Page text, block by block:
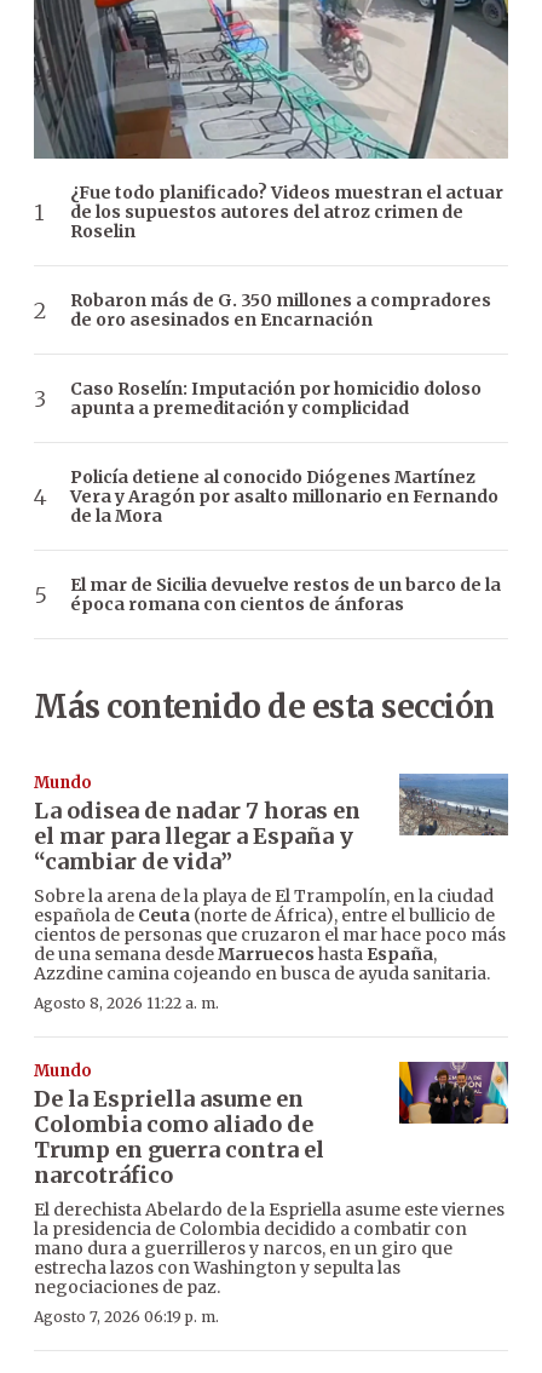
¿Fue todo planificado? Videos muestran el actuar
de los supuestos autores del atroz crimen de
Roselin
Robaron más de G. 350 millones a compradores
de oro asesinados en Encarnación
Caso Roselín: Imputación por homicidio doloso
apunta a premeditación y complicidad
Policía detiene al conocido Diógenes Martínez
Vera y Aragón por asalto millonario en Fernando
de la Mora
El mar de Sicilia devuelve restos de un barco de la
época romana con cientos de ánforas
Más contenido de esta sección
Mundo
La odisea de nadar 7 horas en
el mar para llegar a España y
“cambiar de vida”
Sobre la arena de la playa de El Trampolín, en la ciudad
española de Ceuta (norte de África), entre el bullicio de
cientos de personas que cruzaron el mar hace poco más
de una semana desdeMarruecos hasta España,
Azzdine camina cojeando en busca de ayuda sanitaria.
Agosto 8, 2026 11:22 a. m.
Mundo
De la Espriella asume en
Colombia como aliado de
Trump en guerra contra el
narcotráfico
El derechista Abelardo de la Espriella asume este viernes
la presidencia de Colombia decidido a combatir con
mano dura a guerrilleros y narcos, en un giro que
estrecha lazos con Washington y sepulta las
negociaciones de paz.
Agosto 7, 2026 06:19 p. m.